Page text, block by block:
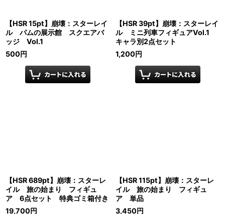
【HSR 15pt】崩壊：スターレイ
ル パムの展示館 スクエアバ
ッジ Vol.1
500円
【HSR 39pt】崩壊：スターレイ
ル ミニ列車フィギュアVol.1
キャラ別2点セット
1,200円
【HSR 689pt】崩壊：スターレ
イル 旅の始まり フィギュ
ア 6点セット 特典ゴミ箱付き
19,700円
【HSR 115pt】崩壊：スターレ
イル 旅の始まり フィギュ
ア 単品
3,450円